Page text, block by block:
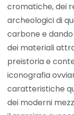
cromatiche, dei
archeologici di
carbone e
dei materiali
preistoria e
iconografia
caratteristiche
dei moderni